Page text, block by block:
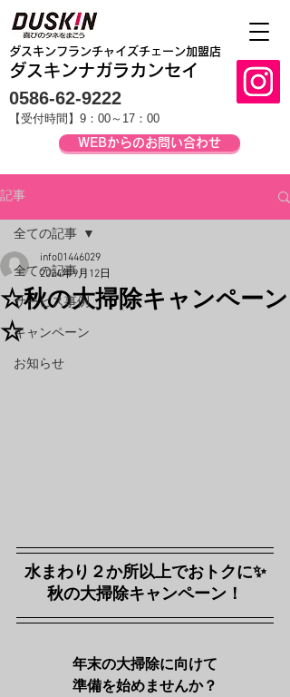
​ダスキンフランチャイズチェーン加盟店
ダスキンナガラカンセイ
0586-62-9222
【受付時間】9：00～17：00
WEBからのお問い合わせ
記事
全ての記事
サービス事例
キャンペーン
お知らせ
全ての記事
☆秋の大掃除キャンペーン
☆
info01446029
2024年9月12日
水まわり２か所以上でおトクに✨
秋の大掃除キャンペーン！
年末の大掃除に向けて
準備を始めませんか？